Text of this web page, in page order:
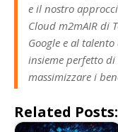
e il nostro
Cloud m2mAIR di
Google e al
insieme perfetto
massimizzare i
Related Posts: